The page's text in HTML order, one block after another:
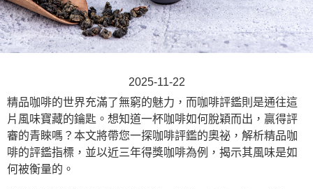
2025-11-22
精品咖啡的世界充滿了無窮的魅力，而咖啡評鑑則是通往這
片風味寶藏的鑰匙。想知道一杯咖啡如何脫穎而出，贏得評
審的青睞嗎？本文將帶您一探咖啡評鑑的奧祕，解析精品咖
啡的評鑑指標，並以近三年得獎咖啡為例，揭示其風味是如
何被衡量的。